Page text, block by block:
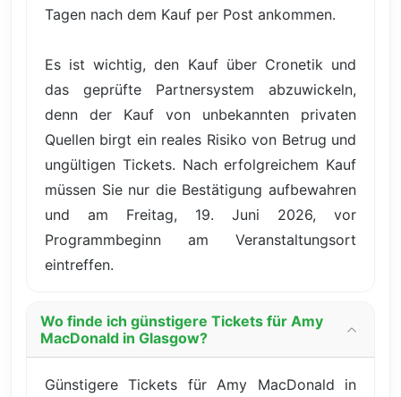
Tagen nach dem Kauf per Post ankommen.
Es ist wichtig, den Kauf über Cronetik und
das geprüfte Partnersystem abzuwickeln,
denn der Kauf von unbekannten privaten
Quellen birgt ein reales Risiko von Betrug und
ungültigen Tickets. Nach erfolgreichem Kauf
müssen Sie nur die Bestätigung aufbewahren
und am Freitag, 19. Juni 2026, vor
Programmbeginn am Veranstaltungsort
eintreffen.
Wo finde ich günstigere Tickets für Amy
MacDonald in Glasgow?
Günstigere Tickets für Amy MacDonald in